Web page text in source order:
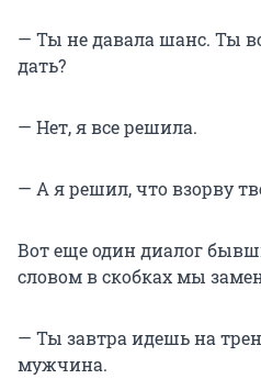
— Ты не давала шанс. Ты
дать?
— Нет, я все решила.
— А я решил, что взорву
Вот еще один диалог
словом в скобках мы
— Ты завтра идешь на
мужчина.